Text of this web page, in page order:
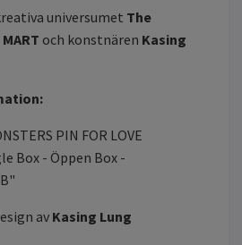
universumet The
och konstnären Kasing
PIN FOR LOVE
Box - Öppen Box -
av Kasing Lung